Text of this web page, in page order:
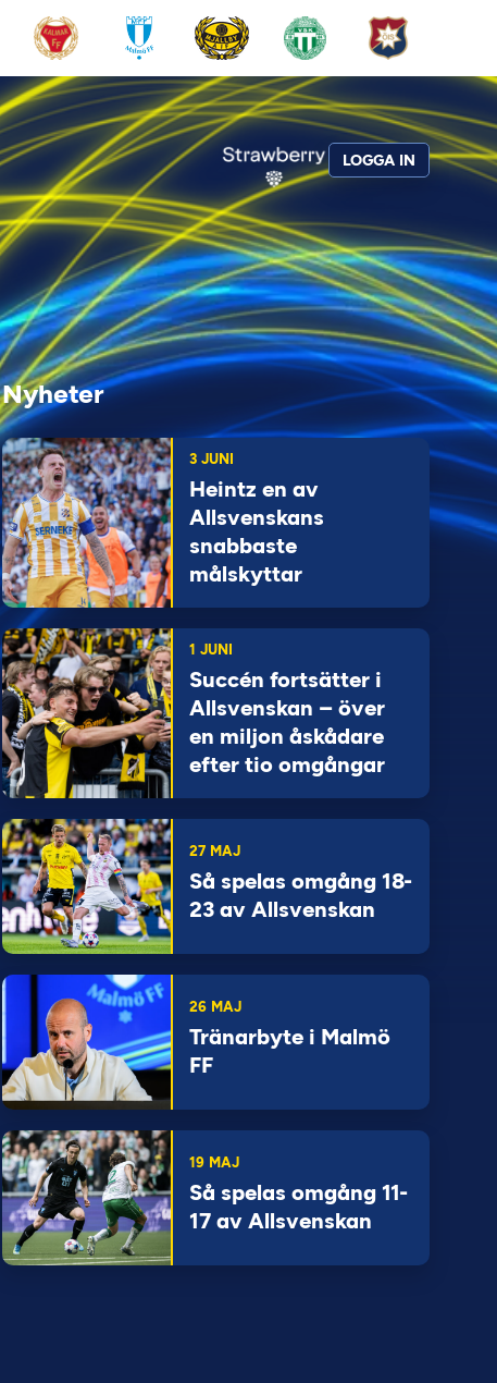
LOGGA IN
Nyheter
3 JUNI
Heintz en av
Allsvenskans
snabbaste
målskyttar
1 JUNI
Succén fortsätter i
Allsvenskan – över
en miljon åskådare
efter tio omgångar
27 MAJ
Så spelas omgång 18-
23 av Allsvenskan
26 MAJ
Tränarbyte i Malmö
FF
19 MAJ
Så spelas omgång 11-
17 av Allsvenskan